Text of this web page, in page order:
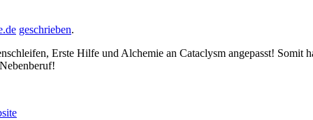
geschrieben.
Erste Hilfe und Alchemie an Cataclysm angepasst! Somit